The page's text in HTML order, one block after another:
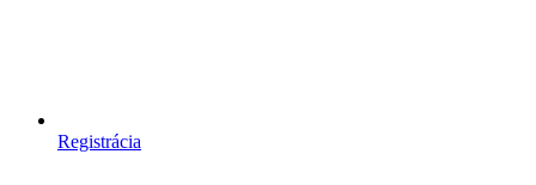
Registrácia